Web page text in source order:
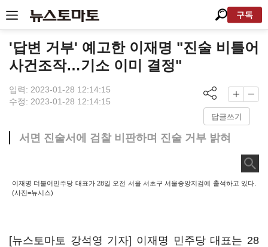
구독
'답변 거부' 예고한 이재명 "진술 비틀어
사건조작…기소 이미 결정"
입력: 2023-01-28 12:14:15
수정: 2023-01-28 12:14:15
답글쓰기
서면 진술서에 검찰 비판하며 진술 거부 밝혀
이재명 더불어민주당 대표가 28일 오전 서울 서초구 서울중앙지검에 출석하고 있다.
(사진=뉴시스)
[뉴스토마토 강석영 기자] 이재명 민주당 대표는 28